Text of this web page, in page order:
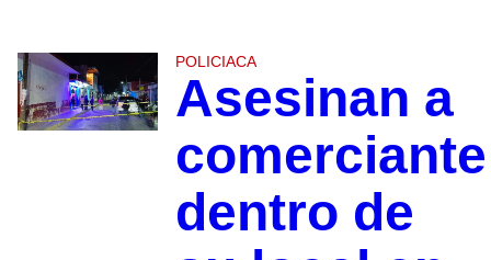
POLICIACA
Asesinan a
comerciante
dentro de